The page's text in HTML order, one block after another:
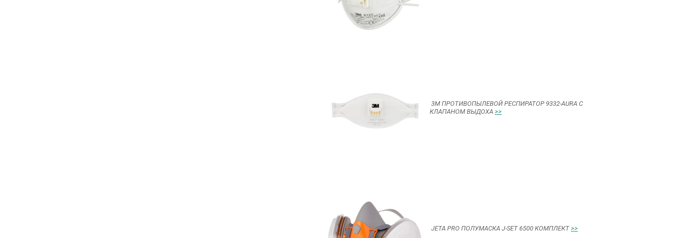
3M ПРОТИВОПЫЛЕВОЙ РЕСПИРАТОР 9332-AURA С
КЛАПАНОМ ВЫДОХА >>
JETA PRO ПОЛУМАСКА J-SET 6500 КОМПЛЕКТ >>